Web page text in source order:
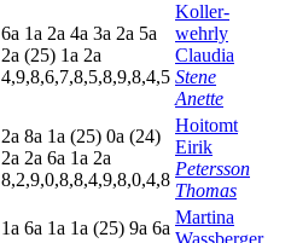
6a 1a 2a 4a 3a 2a 5a
2a (25) 1a 2a
4,9,8,6,7,8,5,8,9,8,4,5
Koller-
wehrly
Claudia
Stene
Anette
2a 8a 1a (25) 0a (24)
2a 2a 6a 1a 2a
8,2,9,0,8,8,4,9,8,0,4,8
Hoitomt
Eirik
Petersson
Thomas
1a 6a 1a 1a (25) 9a 6a
Martina
Wassberger